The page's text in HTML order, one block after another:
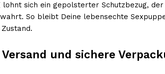
lohnt sich ein gepolsterter Schutzbezug,
So bleibt Deine lebensechte
und sichere